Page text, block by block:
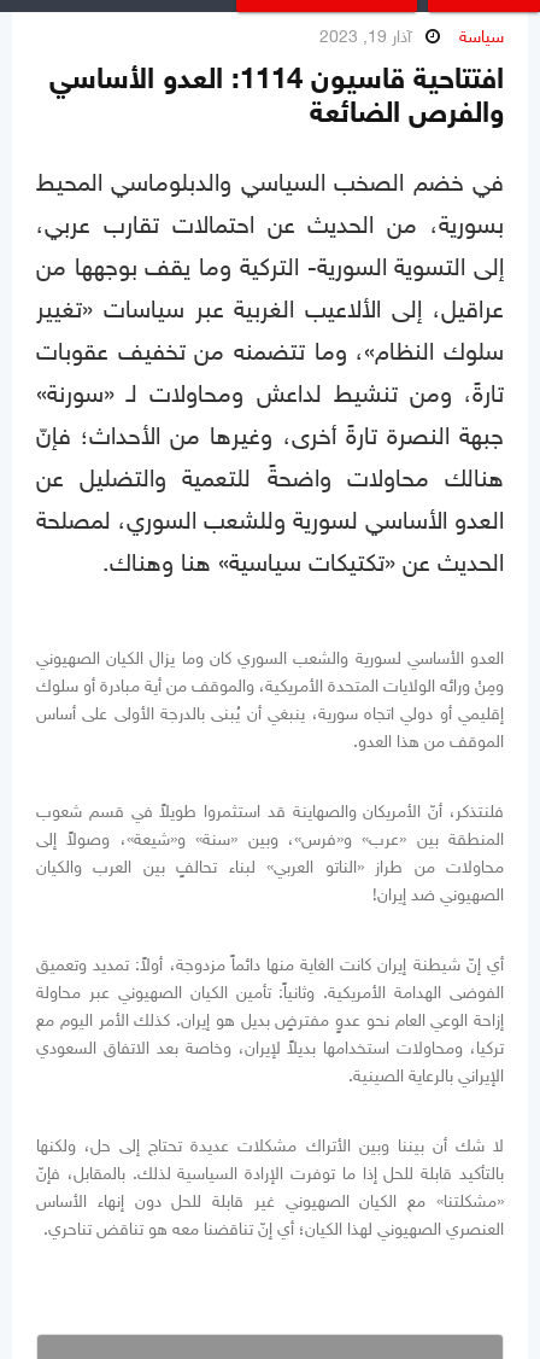
سياسة آذار 19, 2023
افتتاحية قاسيون 1114: العدو الأساسي
والفرص الضائعة
في خضم الصخب السياسي والدبلوماسي المحيط
بسورية، من الحديث عن احتمالات تقارب عربي،
إلى التسوية السورية- التركية وما يقف بوجهها من
عراقيل، إلى الألاعيب الغربية عبر سياسات «تغيير
سلوك النظام»، وما تتضمنه من تخفيف عقوبات
تارةً، ومن تنشيط لداعش ومحاولات لـ «سورنة»
جبهة النصرة تارةً أخرى، وغيرها من الأحداث؛ فإنّ
هنالك محاولات واضحةً للتعمية والتضليل عن
العدو الأساسي لسورية وللشعب السوري، لمصلحة
الحديث عن «تكتيكات سياسية» هنا وهناك.
العدو الأساسي لسورية والشعب السوري كان وما يزال الكيان الصهيوني
ومِنْ ورائه الولايات المتحدة الأمريكية، والموقف من أية مبادرة أو سلوك
إقليمي أو دولي اتجاه سورية، ينبغي أن يُبنى بالدرجة الأولى على أساس
الموقف من هذا العدو.
فلنتذكر، أنّ الأمريكان والصهاينة قد استثمروا طويلاً في قسم شعوب
المنطقة بين «عرب» و«فرس»، وبين «سنة» و«شيعة»، وصولاً إلى
محاولات من طراز «الناتو العربي» لبناء تحالفٍ بين العرب والكيان
الصهيوني ضد إيران!
أي إنّ شيطنة إيران كانت الغاية منها دائماً مزدوجة، أولاً: تمديد وتعميق
الفوضى الهدامة الأمريكية. وثانياً: تأمين الكيان الصهيوني عبر محاولة
إزاحة الوعي العام نحو عدوٍ مفترضٍ بديل هو إيران. كذلك الأمر اليوم مع
تركيا، ومحاولات استخدامها بديلاً لإيران، وخاصة بعد الاتفاق السعودي
الإيراني بالرعاية الصينية.
لا شك أن بيننا وبين الأتراك مشكلات عديدة تحتاج إلى حل، ولكنها
بالتأكيد قابلة للحل إذا ما توفرت الإرادة السياسية لذلك. بالمقابل، فإنّ
«مشكلتنا» مع الكيان الصهيوني غير قابلة للحل دون إنهاء الأساس
العنصري الصهيوني لهذا الكيان؛ أي إنّ تناقضنا معه هو تناقض تناحري.